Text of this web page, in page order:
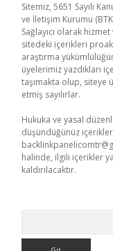
Sitemiz, 5651 Sayılı
ve İletişim Kurumu
Sağlayıcı olarak
sitedeki içerikleri
araştırma
üyelerimiz yazdıkları
taşımakta olup, siteye
etmiş sayılırlar.
Hukuka ve yasal
düşündüğünüz
halinde, ilgili içerikler
kaldırılacaktır.